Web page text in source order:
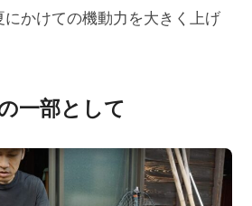
かけての機動力を大きく上げ
一部として